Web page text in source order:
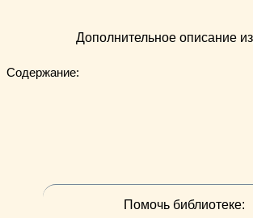
Дополнительное описание
Содержание:
Помочь библиотеке: